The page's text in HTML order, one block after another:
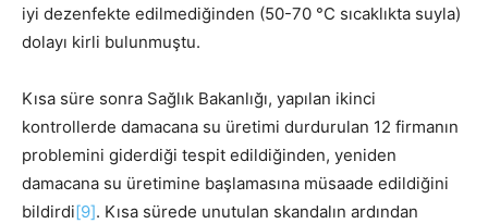
iyi dezenfekte edilmediğinden (50-70 °C sıcaklıkta suyla)
dolayı kirli bulunmuştu.
Kısa süre sonra Sağlık Bakanlığı, yapılan ikinci
kontrollerde damacana su üretimi durdurulan 12 firmanın
problemini giderdiği tespit edildiğinden, yeniden
damacana su üretimine başlamasına müsaade edildiğini
bildirdi[9]. Kısa sürede unutulan skandalın ardından